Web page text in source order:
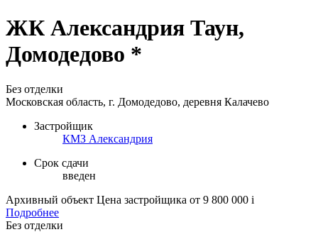
ЖК Александрия Таун,
Домодедово *
Без отделки
Московская область, г. Домодедово, деревня Калачево
Застройщик
КМЗ Александрия
Срок сдачи
введен
Архивный объект Цена застройщика от 9 800 000 i
Подробнее
Без отделки